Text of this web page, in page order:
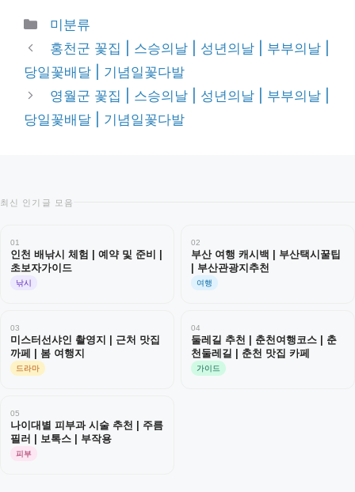
Categories
미분류
홍천군 꽃집 | 스승의날 | 성년의날 | 부부의날 |
당일꽃배달 | 기념일꽃다발
영월군 꽃집 | 스승의날 | 성년의날 | 부부의날 |
당일꽃배달 | 기념일꽃다발
최신 인기글 모음
01
인천 배낚시 체험 | 예약 및 준비 |
초보자가이드
낚시
02
부산 여행 캐시백 | 부산택시꿀팁
| 부산관광지추천
여행
03
미스터선샤인 촬영지 | 근처 맛집
까페 | 봄 여행지
드라마
04
둘레길 추천 | 춘천여행코스 | 춘
천둘레길 | 춘천 맛집 카페
가이드
05
나이대별 피부과 시술 추천 | 주름
필러 | 보톡스 | 부작용
피부